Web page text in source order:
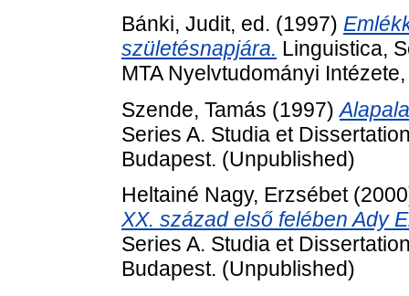
Bánki, Judit, ed. (1997)
születésnapjára. Linguistica,
MTA Nyelvtudományi
Szende, Tamás (1997)
Series A. Studia et
Budapest. (Unpublished)
Heltainé Nagy, Erzsébet
XX. század első felében Ady
Series A. Studia et
Budapest. (Unpublished)